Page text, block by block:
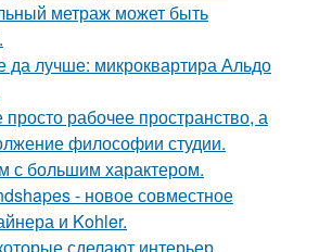
метраж может быть
лучше: микроквартира Альдо
рабочее пространство, а
философии студии.
с большим характером.
- новое совместное
и Kohler.
сделают интерьер